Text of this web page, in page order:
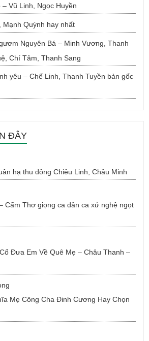
– Vũ Linh, Ngọc Huyền
Mạnh Quỳnh hay nhất
Nguyên Bá – Minh Vương, Thanh
Chí Tâm, Thanh Sang
yêu – Chế Linh, Thanh Tuyền bản gốc
ĐÂY
hạ thu đông Chiêu Linh, Châu Minh
Cẩm Thơ giọng ca dân ca xứ nghệ ngọt
Đưa Em Về Quê Mẹ – Châu Thanh –
Mẹ Công Cha Đinh Cương Hay Chọn